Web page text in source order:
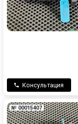
Консультация
№ 00015407